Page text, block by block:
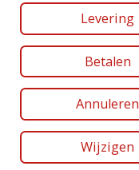
Levering
Betalen
Annuleren
Wijzigen